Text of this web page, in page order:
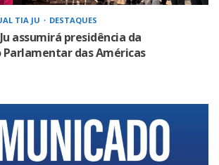
TIA JU DESTAQUES
assumirá presidência da
das Américas